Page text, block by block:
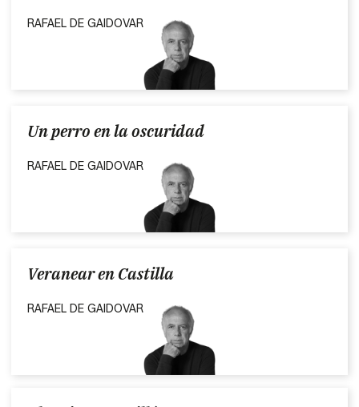
RAFAEL DE GAIDOVAR
Un perro en la oscuridad
RAFAEL DE GAIDOVAR
Veranear en Castilla
RAFAEL DE GAIDOVAR